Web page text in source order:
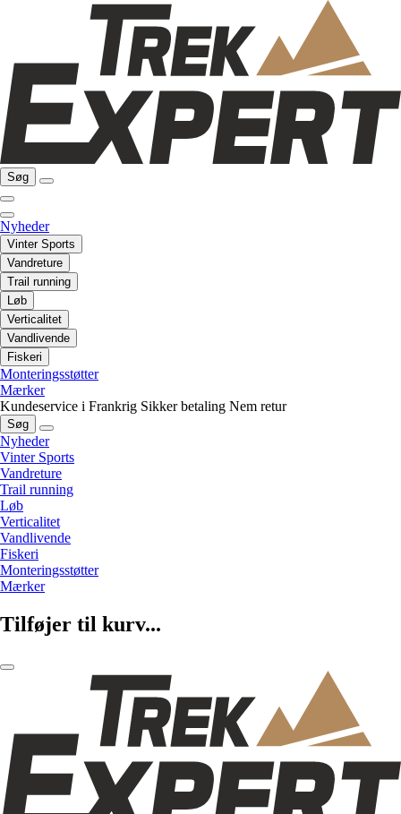
Søg
Nyheder
Vinter Sports
Vandreture
Trail running
Løb
Verticalitet
Vandlivende
Fiskeri
Monteringsstøtter
Mærker
Kundeservice i Frankrig Sikker betaling Nem retur
Søg
Nyheder
Vinter Sports
Vandreture
Trail running
Løb
Verticalitet
Vandlivende
Fiskeri
Monteringsstøtter
Mærker
Tilføjer til kurv...